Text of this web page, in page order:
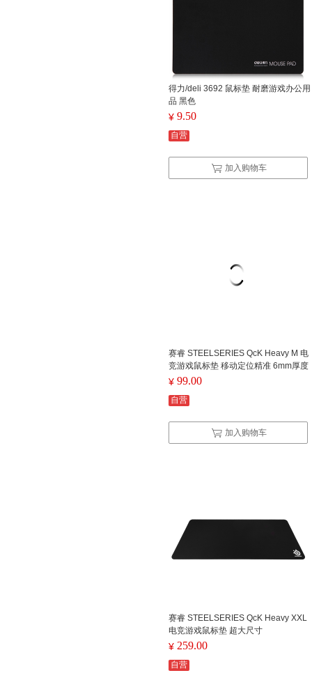
得力/deli 3692 鼠标垫 耐磨游戏办公用
品 黑色
¥ 9.50
自营
加入购物车
赛睿 STEELSERIES QcK Heavy M 电
竞游戏鼠标垫 移动定位精准 6mm厚度
¥ 99.00
自营
加入购物车
赛睿 STEELSERIES QcK Heavy XXL
电竞游戏鼠标垫 超大尺寸
¥ 259.00
自营